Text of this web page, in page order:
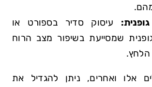
עיסוק סדיר בספורט או
שמסייעת בשיפור מצב הרוח
אלו ואחרים, ניתן להגדיל את